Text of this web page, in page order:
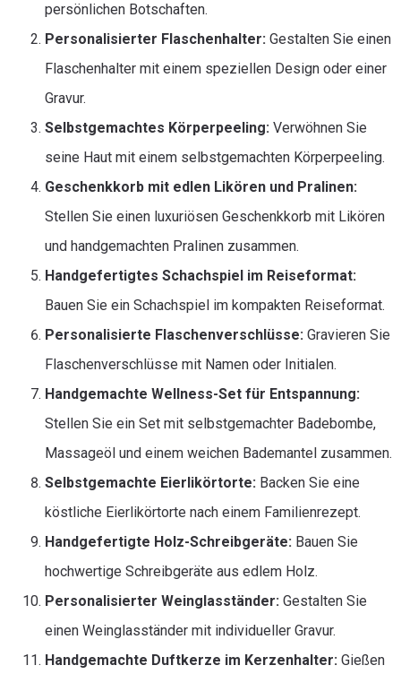
persönlichen Botschaften.
Personalisierter Flaschenhalter: Gestalten Sie einen
Flaschenhalter mit einem speziellen Design oder einer
Gravur.
Selbstgemachtes Körperpeeling: Verwöhnen Sie
seine Haut mit einem selbstgemachten Körperpeeling.
Geschenkkorb mit edlen Likören und Pralinen:
Stellen Sie einen luxuriösen Geschenkkorb mit Likören
und handgemachten Pralinen zusammen.
Handgefertigtes Schachspiel im Reiseformat:
Bauen Sie ein Schachspiel im kompakten Reiseformat.
Personalisierte Flaschenverschlüsse: Gravieren Sie
Flaschenverschlüsse mit Namen oder Initialen.
Handgemachte Wellness-Set für Entspannung:
Stellen Sie ein Set mit selbstgemachter Badebombe,
Massageöl und einem weichen Bademantel zusammen.
Selbstgemachte Eierlikörtorte: Backen Sie eine
köstliche Eierlikörtorte nach einem Familienrezept.
Handgefertigte Holz-Schreibgeräte: Bauen Sie
hochwertige Schreibgeräte aus edlem Holz.
Personalisierter Weinglasständer: Gestalten Sie
einen Weinglasständer mit individueller Gravur.
Handgemachte Duftkerze im Kerzenhalter: Gießen